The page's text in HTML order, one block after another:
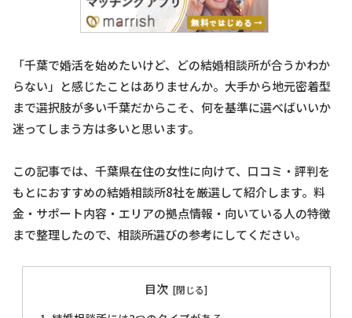
「千葉で婚活を始めたいけど、どの結婚相談所が合うかわか
らない」と感じたことはありませんか。大手から地元密着型
まで選択肢が多い千葉だからこそ、何を基準に選べばいいか
迷ってしまう方は多いと思います。
この記事では、千葉県在住の女性に向けて、口コミ・評判を
もとにおすすめの結婚相談所8社を厳選して紹介します。料
金・サポート内容・エリアの拠点情報・向いている人の特徴
まで整理したので、相談所選びの参考にしてください。
目次